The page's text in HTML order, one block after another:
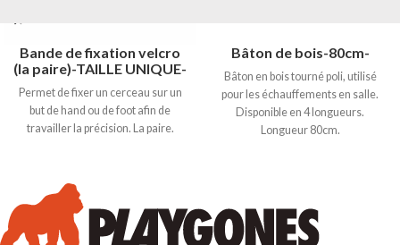
Bande de fixation velcro
(la paire)-TAILLE UNIQUE-
Permet de fixer un cerceau sur un
but de hand ou de foot afin de
travailler la précision. La paire.
Bâton de bois-80cm-
Bâton en bois tourné poli, utilisé
pour les échauffements en salle.
Disponible en 4 longueurs.
Longueur 80cm.